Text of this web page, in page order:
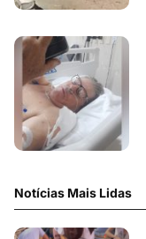
Notícias Mais Lidas